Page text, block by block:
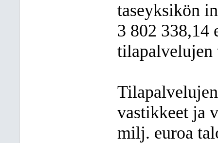
taseyksikön
3 802
vastikkeet ja
milj. euroa